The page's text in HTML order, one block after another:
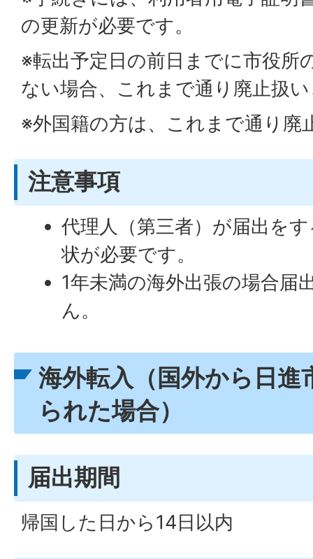
の更新が必要です。
※転出予定日の前日までに市役所
ない場合、これまで通り廃止扱
※外国籍の方は、これまで通り廃
注意事項
代理人（第三者）が届出を
状が必要です。
1年未満の海外出張の場合届
ん。
海外転入（国外から日進
られた場合）
届出期間
帰国した日から14日以内